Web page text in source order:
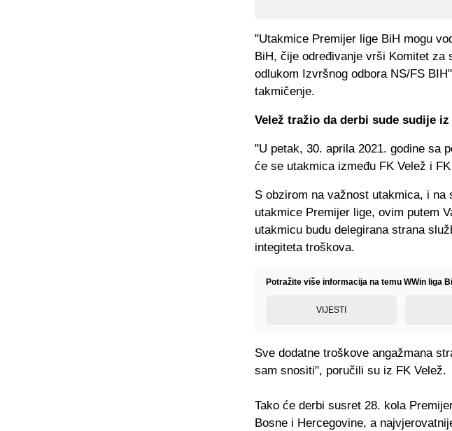
"Utakmice Premijer lige BiH mogu
BiH, čije određivanje vrši Komitet
odlukom Izvršnog odbora NS/FS
takmičenje.
Velež tražio da derbi sude sudije
"U petak, 30. aprila 2021. godine sa
će se utakmica između FK Velež i
S obzirom na važnost utakmica, i
utakmice Premijer lige, ovim putem
utakmicu budu delegirana strana
integiteta troškova.
Potražite više informacija na temu WWin liga
VIJESTI
Sve dodatne troškove angažmana
sam snositi", poručili su iz FK Velež.
Tako će derbi susret 28. kola
Bosne i Hercegovine, a